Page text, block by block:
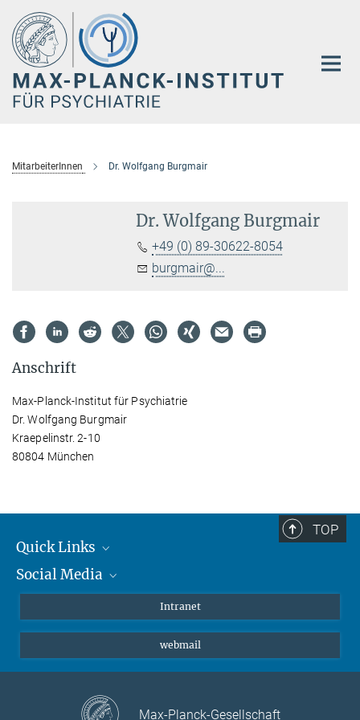
Hauptinhalt
MitarbeiterInnen Dr. Wolfgang Burgmair
Dr. Wolfgang Burgmair
+49 (0) 89-30622-8054
burgmair@...
Anschrift
Max-Planck-Institut für Psychiatrie
Dr. Wolfgang Burgmair
Kraepelinstr. 2-10
80804 München
TOP
Quick Links
Student*innen/Wissenschaftler*innen
Social Media
Bluesky
YouTube
Intranet
webmail
Max-Planck-Gesellschaft